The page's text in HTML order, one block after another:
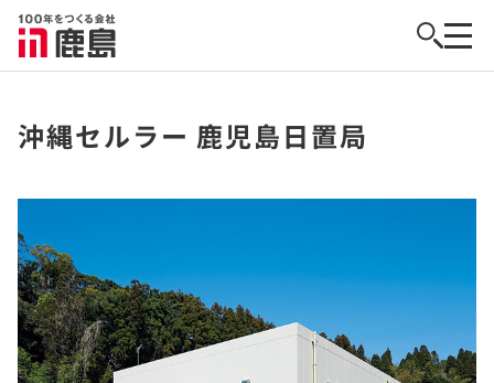
沖縄セルラー 鹿児島日置局